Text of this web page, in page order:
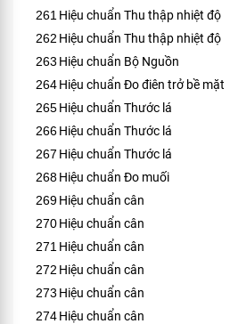
261 Hiệu chuẩn Thu thập nhiệt độ
262 Hiệu chuẩn Thu thập nhiệt độ
263 Hiệu chuẩn Bộ Nguồn
264Hiệu chuẩn Đo điên trở bề mặt
265Hiệu chuẩn Thước lá
266Hiệu chuẩn Thước lá
267 Hiệu chuẩn Thước lá
268Hiệu chuẩn Đo muối
269Hiệu chuẩn cân
270Hiệu chuẩn cân
271 Hiệu chuẩn cân
272 Hiệu chuẩn cân
273 Hiệu chuẩn cân
274Hiệu chuẩn cân